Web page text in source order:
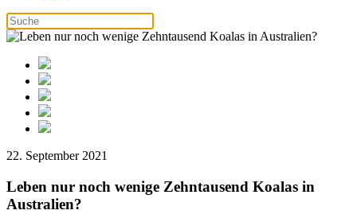
22. September 2021
Leben nur noch wenige Zehntausend Koalas in
Australien?